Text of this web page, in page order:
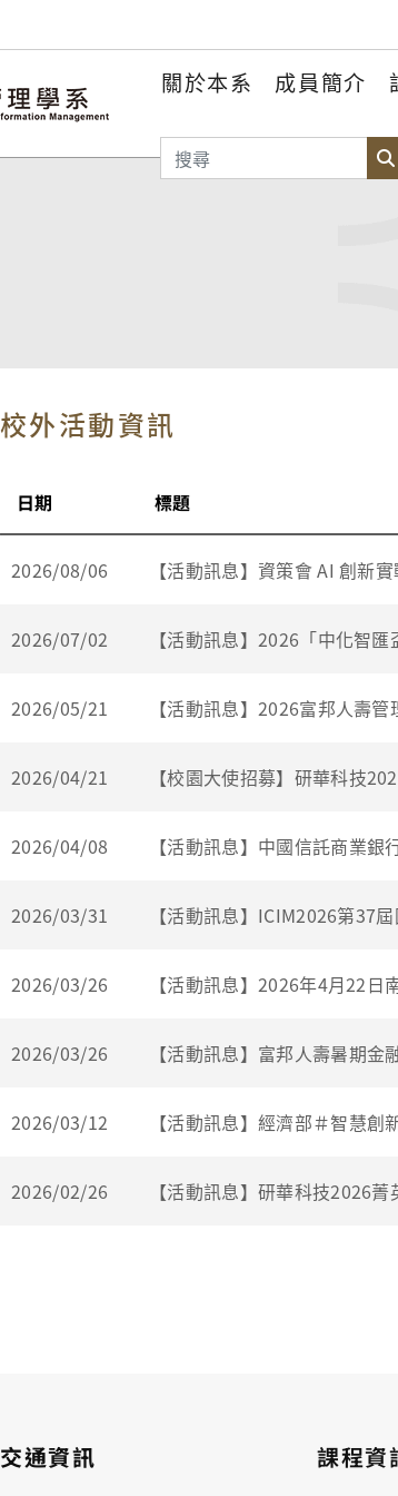
關於本系 成員簡介
搜尋
校外活動資訊
日期 標題
2026/08/06 【活動訊息】資策會 AI 創新
2026/07/02 【活動訊息】2026「中化智
2026/05/21 【活動訊息】2026富邦人壽
2026/04/21 【校園大使招募】研華科技
2026/04/08 【活動訊息】中國信託商業
2026/03/31 【活動訊息】ICIM2026第37
2026/03/26 【活動訊息】2026年4月22日
2026/03/26 【活動訊息】富邦人壽暑期金
2026/03/12 【活動訊息】經濟部＃智慧
2026/02/26 【活動訊息】研華科技2026
交通資訊
課程資